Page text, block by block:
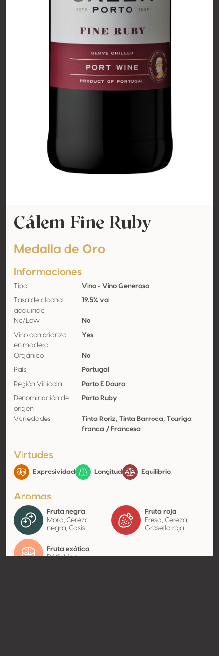
Cálem Fine Ruby
Medalla de Oro
Informaciones
Tipo Vino - Vino Generoso
Tasa de alcohol
adquirido
19.5% vol
No/Low No
Vino con crianza
en madera
Yes
Orgánico No
País Portugal
Región Vinícola Porto E Douro
Denominación de
origen
Porto Ruby
Variedades
Tinta Roriz, Tinta Barroca, Touriga
franca / Francesa
Virtudes
Expresividad Longitud Equilibrio
Aromas
Fruta negra
Mora, Cereza
negra, Casis
Fruta roja
Fresa, Cereza,
Grosella roja
Fruta exótica
Dátil, Higo